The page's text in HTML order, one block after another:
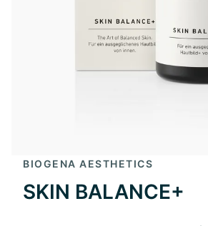
BIOGENA AESTHETICS
SKIN BALANCE+